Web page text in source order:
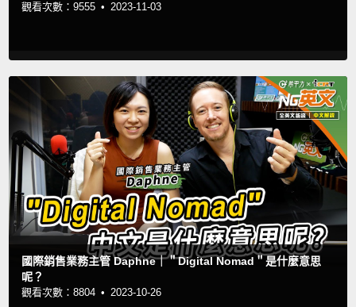
觀看次數：9555 •2023-11-03
國際銷售業務主管 Daphne｜＂Digital Nomad＂是什麼意思
呢？
觀看次數：8804 • 2023-10-26